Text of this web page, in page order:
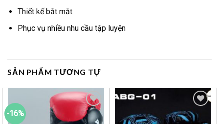
Thiết kế bắt mắt
Phục vụ nhiều nhu cầu tập luyện
SẢN PHẨM TƯƠNG TỰ
-16%
Yêu
thích
Yêu
thích